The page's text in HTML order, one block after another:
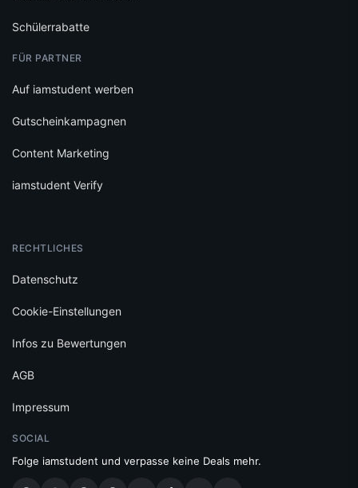
Schülerrabatte
FÜR PARTNER
Auf iamstudent werben
Gutscheinkampagnen
Content Marketing
iamstudent Verify
RECHTLICHES
Datenschutz
Cookie-Einstellungen
Infos zu Bewertungen
AGB
Impressum
SOCIAL
Folge iamstudent und verpasse keine Deals mehr.